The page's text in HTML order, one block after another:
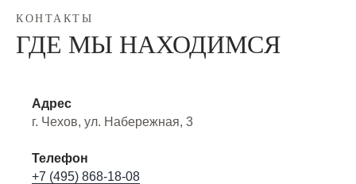
КОНТАКТЫ
ГДЕ МЫ НАХОДИМСЯ
Адрес
г. Чехов, ул. Набережная, 3
Телефон
+7 (495) 868-18-08